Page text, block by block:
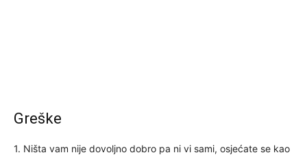
Greške
1. Ništa vam nije dovoljno dobro pa ni vi sami, osjećate se kao